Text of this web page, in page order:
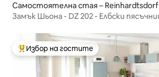
Самостоятелна стая –
öna
Замък Шьона - DZ 202 - Елбски
Най-популярен избор на гостите
Избор на гостите